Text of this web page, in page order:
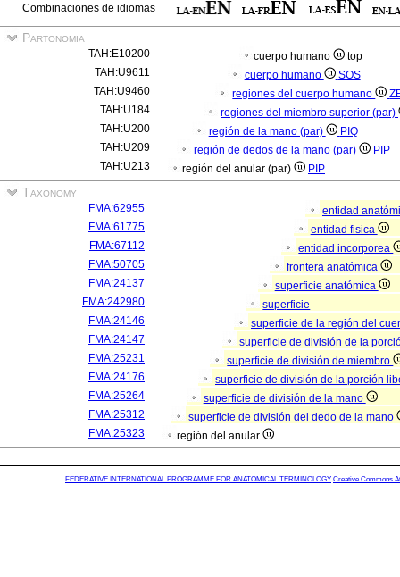
Combinaciones de idiomas
Partonomia
TAH:E10200 cuerpo humano
top
TAH:U9611
cuerpo humano
SOS
TAH:U9460
regiones del cuerpo humano
TAH:U184
regiones del miembro superior (par)
TAH:U200
región de la mano (par)
PIQ
TAH:U209
región de dedos de la mano (par)
PIP
TAH:U213
región del anular (par) PIP
Taxonomy
FMA:62955
entidad
FMA:61775
entidad fisica
FMA:67112
entidad incorporea
FMA:50705
frontera anatómica
FMA:24137
superficie anatómica
FMA:242980
superficie
FMA:24146
superficie de la región del
FMA:24147
superficie de división de la
FMA:25231
superficie de división de miembro
FMA:24176
superficie de división de la porción
FMA:25264
superficie de división de la mano
FMA:25312
superficie de división del dedo de la mano
FMA:25323
región del anular
FEDERATIVE INTERNATIONAL PROGRAMME FOR ANATOMICAL TERMINOLOGY Creative Commons